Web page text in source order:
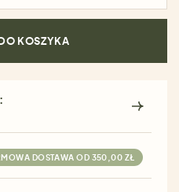
KOSZYKA
DOSTAWA OD 350,00 ZŁ